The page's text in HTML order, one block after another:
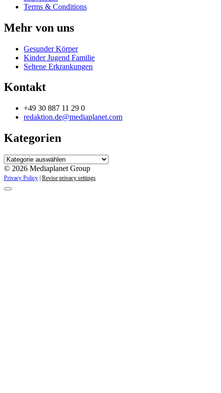
Terms & Conditions
Mehr von uns
Gesunder Körper
Kinder Jugend Familie
Seltene Erkrankungen
Kontakt
+49 30 887 11 29 0
redaktion.de@mediaplanet.com
Kategorien
Kategorien
© 2026 Mediaplanet Group
Privacy Policy Revise privacy settings